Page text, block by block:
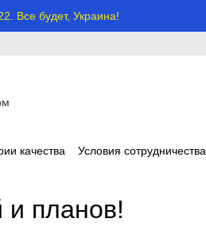
Все будет, Украина!
качества Условия сотрудничества
планов!